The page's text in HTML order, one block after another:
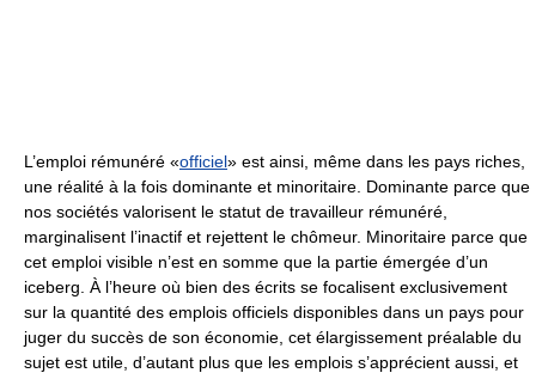
L’emploi rémunéré «officiel» est ainsi, même dans les pays riches,
une réalité à la fois dominante et minoritaire. Dominante parce que
nos sociétés valorisent le statut de travailleur rémunéré,
marginalisent l’inactif et rejettent le chômeur. Minoritaire parce que
cet emploi visible n’est en somme que la partie émergée d’un
iceberg. À l’heure où bien des écrits se focalisent exclusivement
sur la quantité des emplois officiels disponibles dans un pays pour
juger du succès de son économie, cet élargissement préalable du
sujet est utile, d’autant plus que les emplois s’apprécient aussi, et